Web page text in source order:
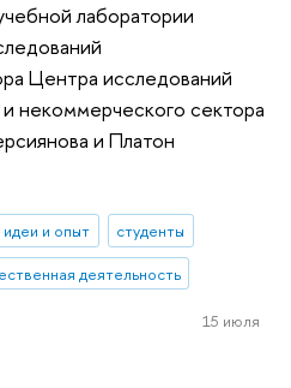
лаборатории
Центра исследований
некоммерческого сектора
и Платон
идеи и опыт
студенты
деятельность
15 июля